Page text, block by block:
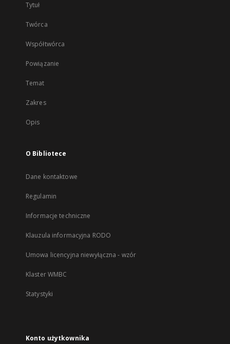
Tytuł
Twórca
Współtwórca
Powiązanie
Temat
Zakres
Opis
O Bibliotece
Dane kontaktowe
Regulamin
Informacje techniczne
Klauzula informacyjna RODO
Umowa licencyjna niewyłączna - wzór
Klaster WMBC
Statystyki
Konto użytkownika